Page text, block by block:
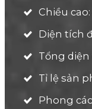
Chiều
Diện tích
Tổng diện
Tỉ lệ sản
Phong